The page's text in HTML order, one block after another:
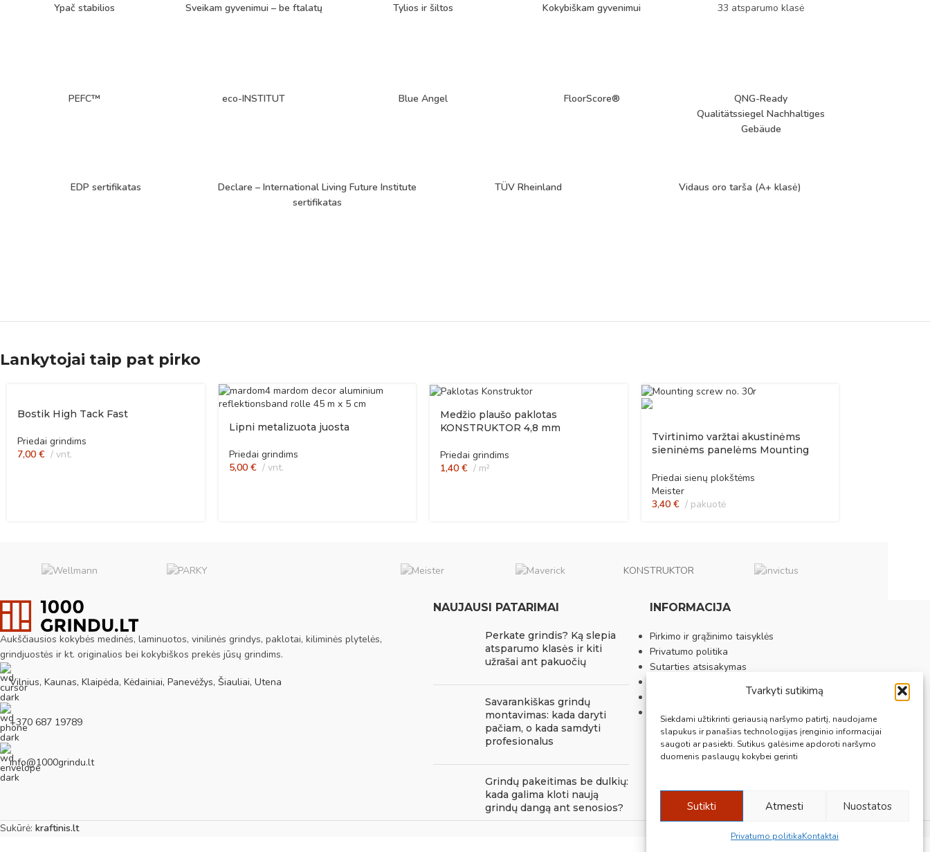
Tvarkyti sutikimą
Siekdami užtikrinti geriausią naršymo patirtį, naudojame
slapukus ir panašias technologijas įrenginio informacijai
saugoti ar pasiekti. Sutikus galėsime apdoroti naršymo
duomenis paslaugų kokybei gerinti
Sutikti Atmesti Nuostatos
Privatumo politikaKontaktai
Ypač stabilios Sveikam gyvenimui – be ftalatų Tylios ir šiltos Kokybiškam gyvenimui 33 atsparumo klasė
PEFC™ eco-INSTITUT Blue Angel FloorScore®
QNG-Ready
Qualitätssiegel Nachhaltiges
Gebäude
EDP sertifikatas
Declare – International Living Future Institute
sertifikatas
TÜV Rheinland Vidaus oro tarša (A+ klasė)
Lankytojai taip pat pirko
Bostik High Tack Fast
Priedai grindims
7,00 € vnt.
Lipni metalizuota juosta
Priedai grindims
5,00 € vnt.
Medžio plaušo paklotas
KONSTRUKTOR 4,8 mm
Priedai grindims
1,40 € m²
Tvirtinimo varžtai akustinėms
sieninėms panelėms Mounting
Priedai sienų plokštėms
Meister
3,40 € pakuotė
KONSTRUKTOR
Aukščiausios kokybės medinės, laminuotos, vinilinės grindys, paklotai, kiliminės plytelės,
grindjuostės ir kt. originalios bei kokybiškos prekės jūsų grindims.
Vilnius, Kaunas, Klaipėda, Kėdainiai, Panevėžys, Šiauliai, Utena
+370 687 19789
info@1000grindu.lt
NAUJAUSI PATARIMAI
Perkate grindis? Ką slepia
atsparumo klasės ir kiti
užrašai ant pakuočių
Savarankiškas grindų
montavimas: kada daryti
pačiam, o kada samdyti
profesionalus
Grindų pakeitimas be dulkių:
kada galima kloti naują
grindų dangą ant senosios?
INFORMACIJA
Pirkimo ir grąžinimo taisyklės
Privatumo politika
Sutarties atsisakymas
Kontaktai
Sukūrė: kraftinis.lt